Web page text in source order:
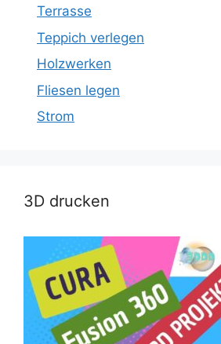
Terrasse
Teppich verlegen
Holzwerken
Fliesen legen
Strom
3D drucken